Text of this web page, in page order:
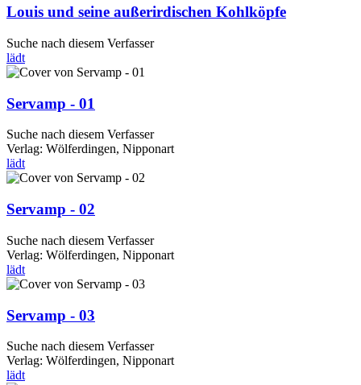
Louis und seine außerirdischen Kohlköpfe
Suche nach diesem Verfasser
lädt
Servamp - 01
Suche nach diesem Verfasser
Verlag: Wölferdingen, Nipponart
lädt
Servamp - 02
Suche nach diesem Verfasser
Verlag: Wölferdingen, Nipponart
lädt
Servamp - 03
Suche nach diesem Verfasser
Verlag: Wölferdingen, Nipponart
lädt